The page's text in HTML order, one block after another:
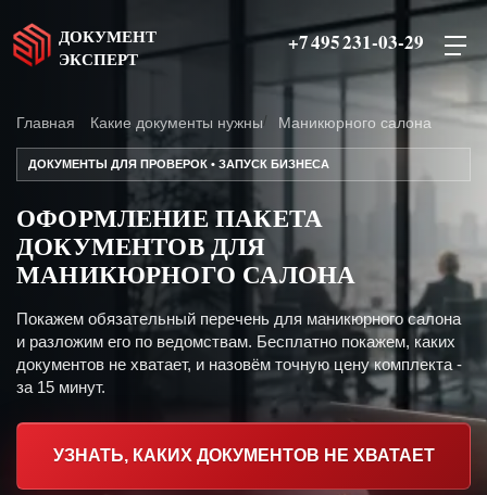
ДОКУМЕНТ
ЭКСПЕРТ
+7 495 231-03-29
Главная Какие документы нужны Маникюрного салона
ДОКУМЕНТЫ ДЛЯ ПРОВЕРОК • ЗАПУСК БИЗНЕСА
ОФОРМЛЕНИЕ ПАКЕТА
ДОКУМЕНТОВ ДЛЯ
МАНИКЮРНОГО САЛОНА
Покажем обязательный перечень для маникюрного салона
и разложим его по ведомствам. Бесплатно покажем, каких
документов не хватает, и назовём точную цену комплекта -
за 15 минут.
УЗНАТЬ, КАКИХ ДОКУМЕНТОВ НЕ ХВАТАЕТ